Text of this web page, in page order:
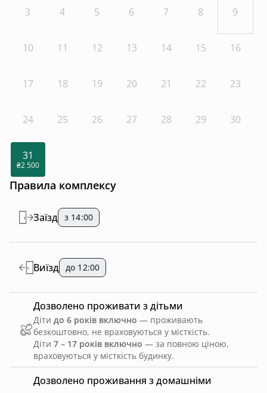
3 4 5 6 7 8 9
10 11 12 13 14 15 16
17 18 19 20 21 22 23
24 25 26 27 28 29 30
31
₴2 500
Правила комплексу
Дозволено проживання з домашніми
Заїзд з 14:00
Виїзд до 12:00
Дозволено проживати з дітьми
Діти до 6 років включно — проживають
безкоштовно, не враховуються у місткість.
Діти 7 – 17 років включно — за повною ціною,
враховуються у місткість будинку.